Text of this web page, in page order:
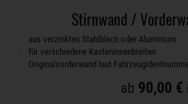
Stirnwand /
aus verzinkten Stahlblech oder Aluminium
für verschiedene Kasteninnenbreiten
Originalvorderwand laut
ab 90,00 €